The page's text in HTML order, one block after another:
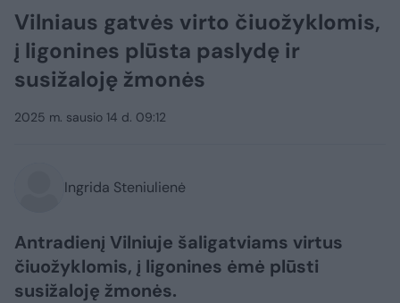
Vilniaus gatvės virto čiuožyklomis,
į ligonines plūsta paslydę ir
susižaloję žmonės
2025 m. sausio 14 d. 09:12
Ingrida Steniulienė
Antradienį Vilniuje šaligatviams virtus
čiuožyklomis, į ligonines ėmė plūsti
susižaloję žmonės.